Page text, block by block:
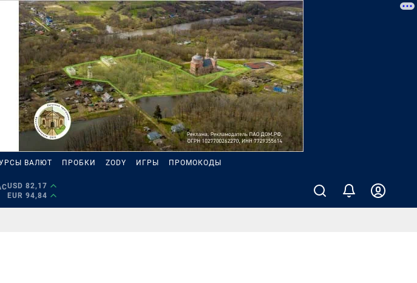
ВАЛЮТ ПРОБКИ ZODY ИГРЫ ПРОМОКОДЫ
USD 82,17
EUR 94,84